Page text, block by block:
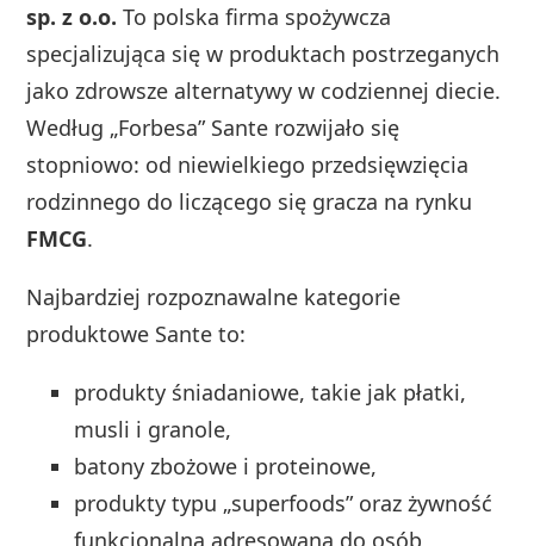
sp. z o.o. To polska firma spożywcza
specjalizująca się w produktach postrzeganych
jako zdrowsze alternatywy w codziennej diecie.
Według „Forbesa” Sante rozwijało się
stopniowo: od niewielkiego przedsięwzięcia
rodzinnego do liczącego się gracza na rynku
FMCG.
Najbardziej rozpoznawalne kategorie
produktowe Sante to:
produkty śniadaniowe, takie jak płatki,
musli i granole,
batony zbożowe i proteinowe,
produkty typu „superfoods” oraz żywność
funkcjonalną adresowaną do osób